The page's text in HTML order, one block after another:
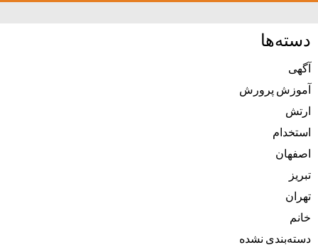
دسته‌ها
آگهی
آموزش پرورش
ارتش
استخدام
اصفهان
تبریز
تهران
خانم
دسته‌بندی نشده